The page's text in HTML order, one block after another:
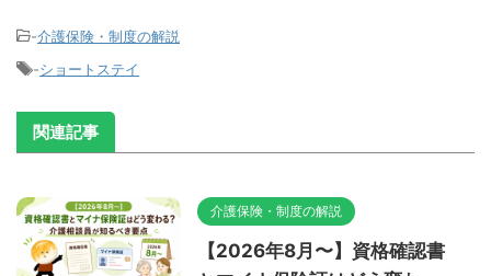
-介護保険・制度の解説
-ショートステイ
関連記事
介護保険・制度の解説
【2026年8月〜】資格確認書